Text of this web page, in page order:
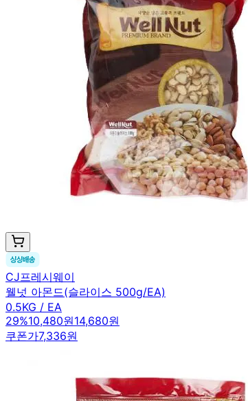
CJ프레시웨이
웰넛 아몬드(슬라이스 500g/EA)
0.5KG / EA
29%10,480원14,680원
쿠폰가7,336원